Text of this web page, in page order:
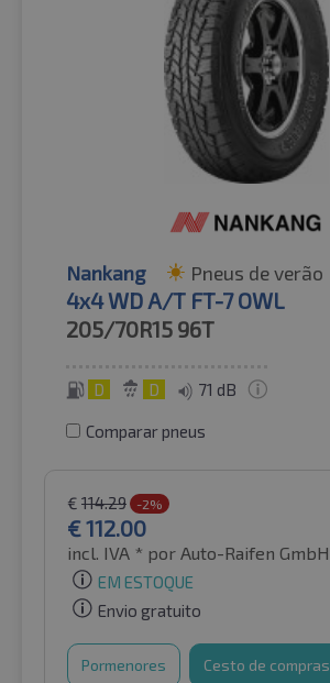
Nankang Pneus de verão
4x4 WD A/T FT-7 OWL
205/70R15 96T
D D 71 dB
Comparar pneus
€ 114.29 -2%
€112.00
incl. IVA * por Auto-Raifen GmbH
EM ESTOQUE
Envio gratuito
Pormenores Cesto de compras